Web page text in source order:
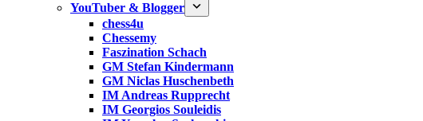
YouTuber & Blogger
chess4u
Chessemy
Faszination Schach
GM Stefan Kindermann
GM Niclas Huschenbeth
IM Andreas Rupprecht
IM Georgios Souleidis